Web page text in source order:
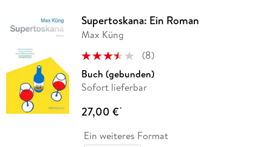
Supertoskana: Ein Roman
Max Küng
(8)
Buch (gebunden)
Sofort lieferbar
27,00 €*
Ein weiteres Format